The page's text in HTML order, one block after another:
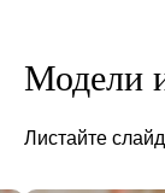
Модели
Листайте